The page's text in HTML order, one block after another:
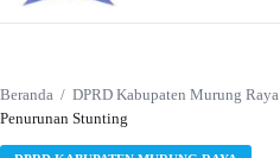
Beranda / DPRD Kabupaten Murung Raya
Penurunan Stunting